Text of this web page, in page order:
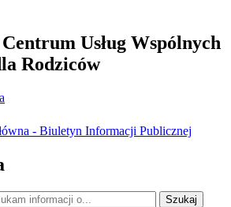
Usług Wspólnych
Rodziców
- Biuletyn Informacji Publicznej
Szukaj